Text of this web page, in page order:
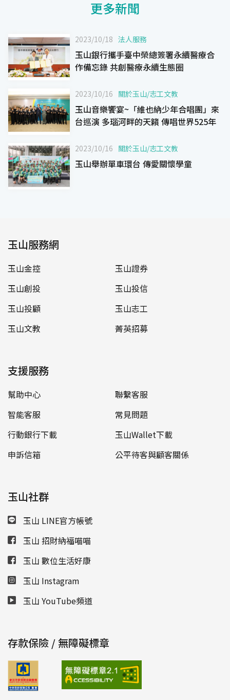
更多新聞
2023/10/18 法人服務
玉山銀行攜手臺中榮總簽署永續醫療合
作備忘錄 共創醫療永續生態圈
2023/10/16 關於玉山/志工文教
玉山音樂饗宴~「維也納少年合唱團」來
台巡演 多瑙河畔的天籟 傳唱世界525年
2023/10/16 關於玉山/志工文教
玉山舉辦單車環台 傳愛關懷學童
玉山服務網
玉山金控
玉山證券
玉山創投
玉山投信
玉山投顧
玉山志工
玉山文教
菁英招募
支援服務
幫助中心
聯繫客服
智能客服
常見問題
行動銀行下載
玉山Wallet下載
申訴信箱
公平待客與顧客關係
玉山社群
玉山 LINE官方帳號
玉山 招財納福喵喵
玉山 數位生活好康
玉山 Instagram
玉山 YouTube頻道
存款保險 / 無障礙標章